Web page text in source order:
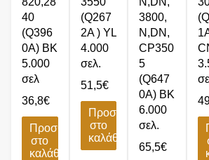
40
(Q396
0A) BK
5.000
σελ
36,8€
Προσθήκη
στο
καλάθι
(Q267
2A ) YL
4.000
σελ.
51,5€
Προσθήκη
στο
καλάθι
3800,
N,DN,
CP350
5
(Q647
0A) BK
6.000
σελ.
65,5€